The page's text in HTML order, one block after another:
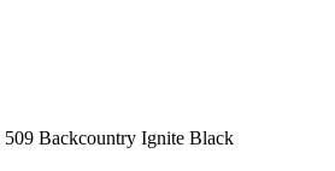
Backcountry Ignite Black